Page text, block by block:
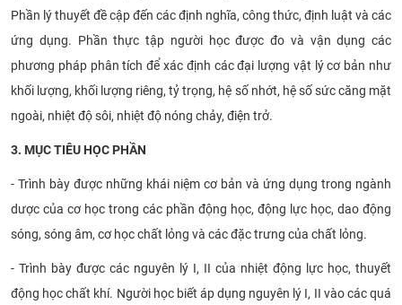
Phần lý thuyết đề cập đến các định nghĩa, công thức, định luật và các
ứng dụng. Phần thực tập người học được đo và vận dụng các
phương pháp phân tích để xác định các đại lượng vật lý cơ bản như
khối lượng, khối lượng riêng, tỷ trọng, hệ số nhớt, hệ số sức căng mặt
ngoài, nhiệt độ sôi, nhiệt độ nóng chảy, điện trở.
3. MỤC TIÊU HỌC PHẦN
- Trình bày được những khái niệm cơ bản và ứng dụng trong ngành
dược của cơ học trong các phần động học, động lực học, dao động
sóng, sóng âm, cơ học chất lỏng và các đặc trưng của chất lỏng.
- Trình bày được các nguyên lý I, II của nhiệt động lực học, thuyết
động học chất khí. Người họcbiết áp dụng nguyên lý I, II vào các quá